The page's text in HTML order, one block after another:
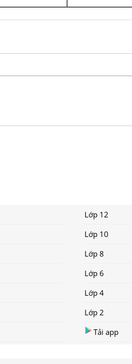
Lớp 12
Lớp 10
Lớp 8
Lớp 6
Lớp 4
Lớp 2
Tải app